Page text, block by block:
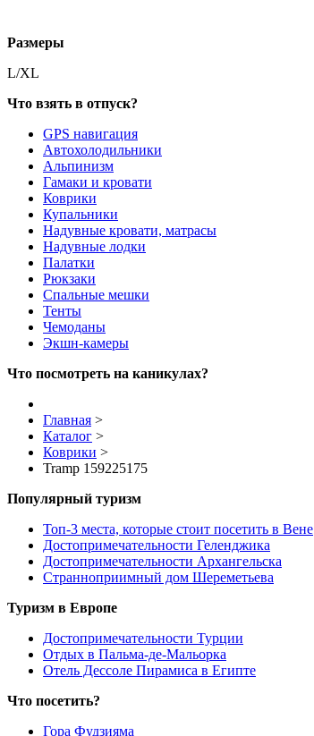
Размеры
L/XL
Что взять в отпуск?
GPS навигация
Автохолодильники
Альпинизм
Гамаки и кровати
Коврики
Купальники
Надувные кровати, матрасы
Надувные лодки
Палатки
Рюкзаки
Спальные мешки
Тенты
Чемоданы
Экшн-камеры
Что посмотреть на каникулах?
Главная >
Каталог >
Коврики >
Tramp 159225175
Популярный туризм
Топ-3 места, которые стоит посетить в Вене
Достопримечательности Геленджика
Достопримечательности Архангельска
Странноприимный дом Шереметьева
Туризм в Европе
Достопримечательности Турции
Отдых в Пальма-де-Мальорка
Отель Дессоле Пирамиса в Египте
Что посетить?
Гора Фудзияма